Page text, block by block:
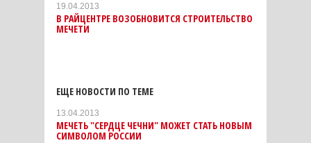
19.04.2013
В РАЙЦЕНТРЕ ВОЗОБНОВИТСЯ СТРОИТЕЛЬСТВО
МЕЧЕТИ
ЕЩЕ НОВОСТИ ПО ТЕМЕ
13.04.2013
МЕЧЕТЬ "СЕРДЦЕ ЧЕЧНИ" МОЖЕТ СТАТЬ НОВЫМ
СИМВОЛОМ РОССИИ